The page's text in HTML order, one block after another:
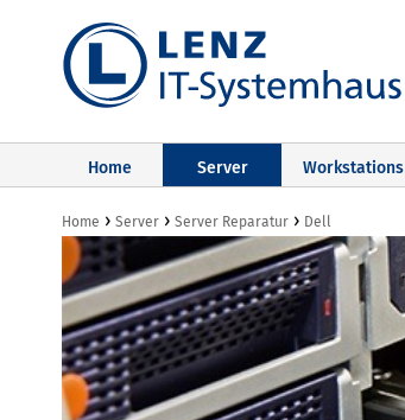
Home Server Workstations
Home › Server › Server Reparatur › Dell